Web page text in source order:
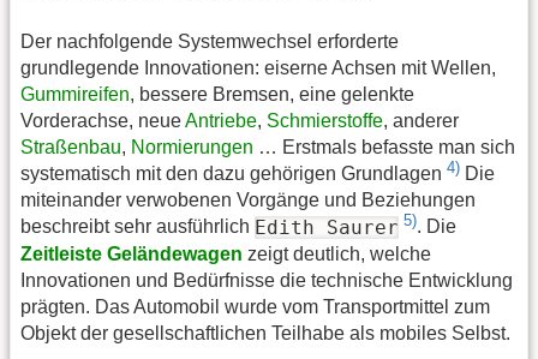
Der nachfolgende Systemwechsel erforderte
grundlegende Innovationen: eiserne Achsen mit Wellen,
Gummireifen, bessere Bremsen, eine gelenkte
Vorderachse, neueAntriebe, Schmierstoffe, anderer
Straßenbau, Normierungen … Erstmals befasste man sich
systematisch mit den dazu gehörigen Grundlagen 4) Die
miteinander verwobenen Vorgänge und Beziehungen
beschreibt sehr ausführlich Edith Saurer 5). Die
Zeitleiste Geländewagen zeigt deutlich, welche
Innovationen und Bedürfnisse die technische Entwicklung
prägten. Das Automobil wurde vom Transportmittel zum
Objekt der gesellschaftlichen Teilhabe als mobiles Selbst.